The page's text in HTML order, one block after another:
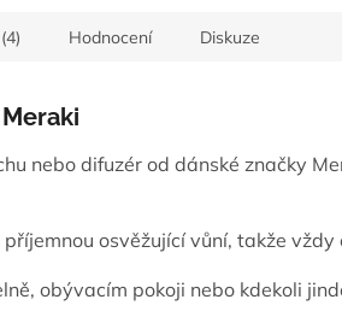
Hodnocení Diskuze
nebo difuzér od dánské značky
osvěžující vůní, takže
obývacím pokoji nebo kdekoli